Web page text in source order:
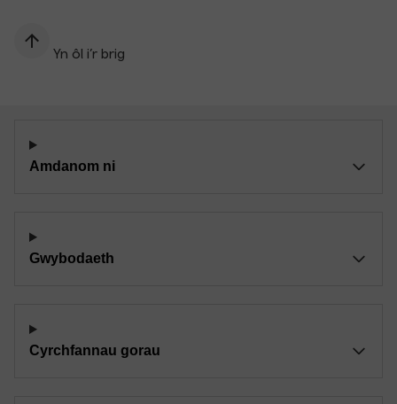
Yn ôl i’r brig
Amdanom ni
Gwybodaeth
Cyrchfannau gorau